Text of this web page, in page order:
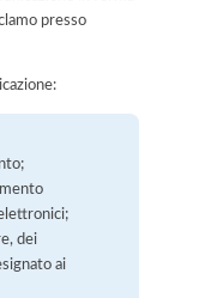
presso
dei
ai